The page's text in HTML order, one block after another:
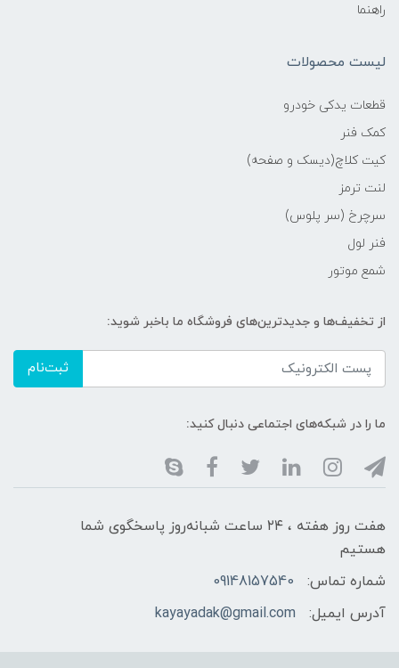
راهنما
لیست محصولات
قطعات یدکی خودرو
کمک فنر
کیت کلاچ(دیسک و صفحه)
لنت ترمز
سرچرخ (سر پلوس)
فنر لول
شمع موتور
از تخفیف‌ها و جدیدترین‌های فروشگاه ما باخبر شوید:
ثبت‌نام
ما را در شبکه‌های اجتماعی دنبال کنید:
هفت روز هفته ، ۲۴ ساعت شبانه‌روز پاسخگوی شما
هستیم
شماره تماس:
09148157540
آدرس ایمیل:
kayayadak@gmail.com